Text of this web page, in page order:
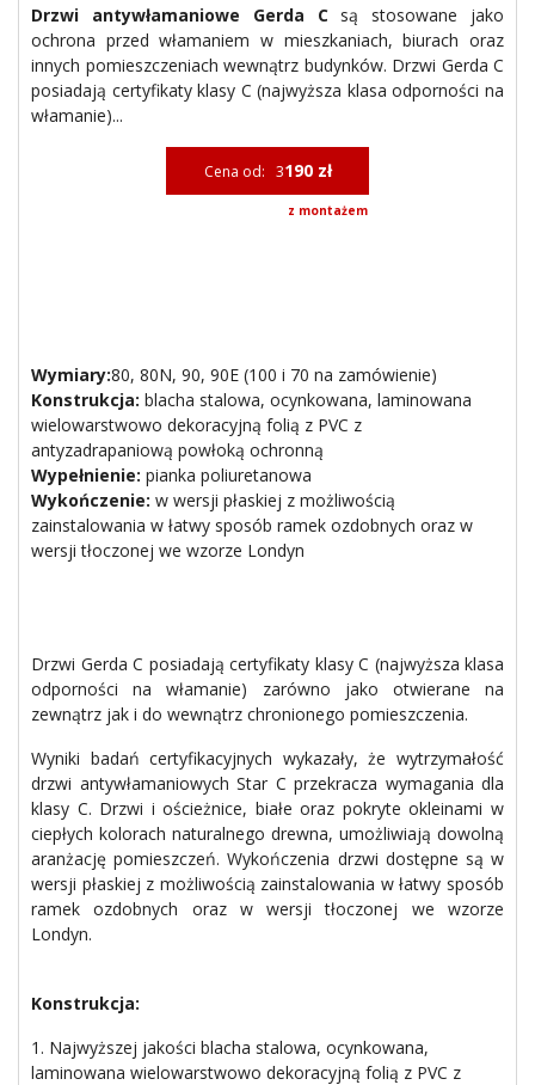
Drzwi antywłamaniowe Gerda Csą stosowane jako
ochrona przed włamaniem w mieszkaniach, biurach oraz
innych pomieszczeniach wewnątrz budynków. Drzwi Gerda C
posiadają certyfikaty klasy C (najwyższa klasa odporności na
włamanie)...
Cena od: 3190 zł
z montażem
Wymiary:80, 80N, 90, 90E (100 i 70 na zamówienie)
Konstrukcja: blacha stalowa, ocynkowana, laminowana
wielowarstwowo dekoracyjną folią z PVC z
antyzadrapaniową powłoką ochronną
Wypełnienie: pianka poliuretanowa
Wykończenie: w wersji płaskiej z możliwością
zainstalowania w łatwy sposób ramek ozdobnych oraz w
wersji tłoczonej we wzorze Londyn
Drzwi Gerda C posiadają certyfikaty klasy C (najwyższa klasa
odporności na włamanie) zarówno jako otwierane na
zewnątrz jak i do wewnątrz chronionego pomieszczenia.
Wyniki badań certyfikacyjnych wykazały, że wytrzymałość
drzwi antywłamaniowych Star C przekracza wymagania dla
klasy C. Drzwi i ościeżnice, białe oraz pokryte okleinami w
ciepłych kolorach naturalnego drewna, umożliwiają dowolną
aranżację pomieszczeń. Wykończenia drzwi dostępne są w
wersji płaskiej z możliwością zainstalowania w łatwy sposób
ramek ozdobnych oraz w wersji tłoczonej we wzorze
Londyn.
Konstrukcja:
1. Najwyższej jakości blacha stalowa, ocynkowana,
laminowana wielowarstwowo dekoracyjną folią z PVC z